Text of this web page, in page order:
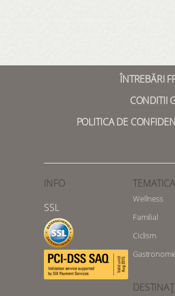
ÎNTREBĂRI
CONDITII
POLITICA DE
INFO
SSL
TEMATICA
Wellness
Familial
Ciclism